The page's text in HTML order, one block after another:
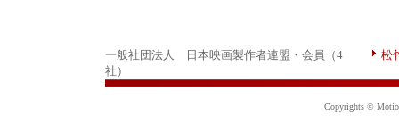
一般社団法人 日本映画製作者連盟・会員（4
社）
松
Copyrights ©